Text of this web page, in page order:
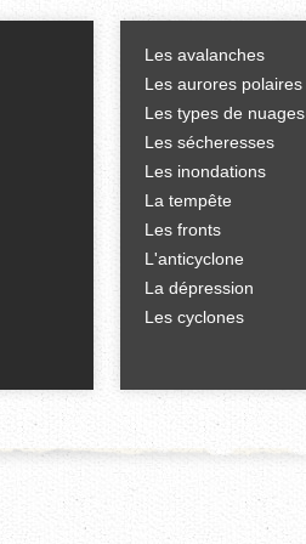
Les avalanches
Les aurores polaires
Les types de nuages
Les sécheresses
Les inondations
La tempête
Les fronts
L'anticyclone
La dépression
Les cyclones